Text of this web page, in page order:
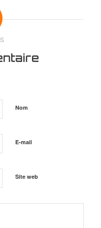
Nom
E-mail
Site web